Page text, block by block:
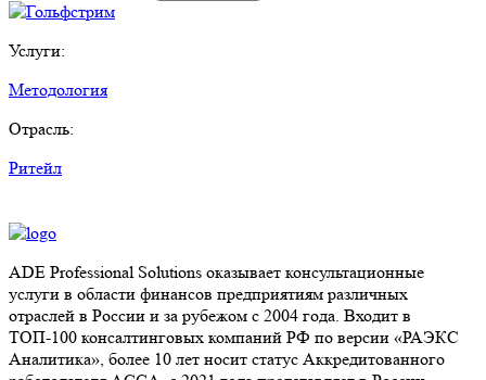
Услуги:
Методология
Отрасль:
Ритейл
ADE Professional Solutions оказывает консультационные
услуги в области финансов предприятиям различных
отраслей в России и за рубежом с 2004 года. Входит в
ТОП-100 консалтинговых компаний РФ по версии «РАЭКС
Аналитика», более 10 лет носит статус Аккредитованного